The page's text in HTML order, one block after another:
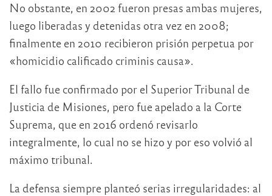
No obstante, en 2002 fueron presas ambas mujeres,
luego liberadas y detenidas otra vez en 2008;
finalmente en 2010 recibieron prisión perpetua por
«homicidio calificado criminis causa».
El fallo fue confirmado por el Superior Tribunal de
Justicia de Misiones, pero fue apelado a la Corte
Suprema, que en 2016 ordenó revisarlo
integralmente, lo cual no se hizo y por eso volvió al
máximo tribunal.
La defensa siempre planteó serias irregularidades: al